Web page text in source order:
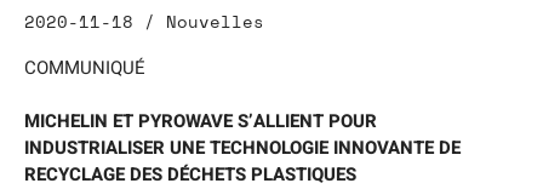
2020-11-18 / Nouvelles
COMMUNIQUÉ
MICHELIN ET PYROWAVE S’ALLIENT POUR
INDUSTRIALISER UNE TECHNOLOGIE INNOVANTE DE
RECYCLAGE DES DÉCHETS PLASTIQUES